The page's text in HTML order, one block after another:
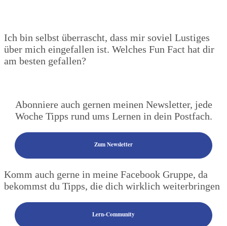
Ich bin selbst überrascht, dass mir soviel Lustiges
über mich eingefallen ist. Welches Fun Fact hat dir
am besten gefallen?
Abonniere auch gernen meinen Newsletter, jede
Woche Tipps rund ums Lernen in dein Postfach.
Zum Newsletter
Komm auch gerne in meine Facebook Gruppe, da
bekommst du Tipps, die dich wirklich weiterbringen
Lern-Community